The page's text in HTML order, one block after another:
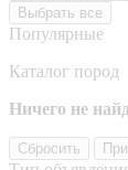
Выбрать все
Популярные
Каталог пород
Ничего не
Сбросить